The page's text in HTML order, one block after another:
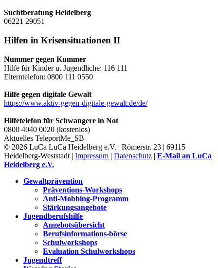
Suchtberatung Heidelberg
06221 29051
Hilfen in Krisensituationen II
Nummer gegen Kummer
Hilfe für Kinder u. Jugendliche: 116 111
Elterntelefon: 0800 111 0550
Hilfe gegen digitale Gewalt
https://www.aktiv-gegen-digitale-gewalt.de/de/
Hilfetelefon für Schwangere in Not
0800 4040 0020 (kostenlos)
Aktuelles TeleportMe_SB
© 2026 LuCa LuCa Heidelberg e.V. | Römerstr. 23 | 69115
Heidelberg-Weststadt | Impressum | Datenschutz | E-Mail an LuCa
Heidelberg e.V.
Gewaltprävention
Präventions-Workshops
Anti-Mobbing-Programm
Stärkungsangebote
Jugendberufshilfe
Angebotsübersicht
Berufsinformations-börse
Schulworkshops
Evaluation Schulworkshops
Jugendtreff